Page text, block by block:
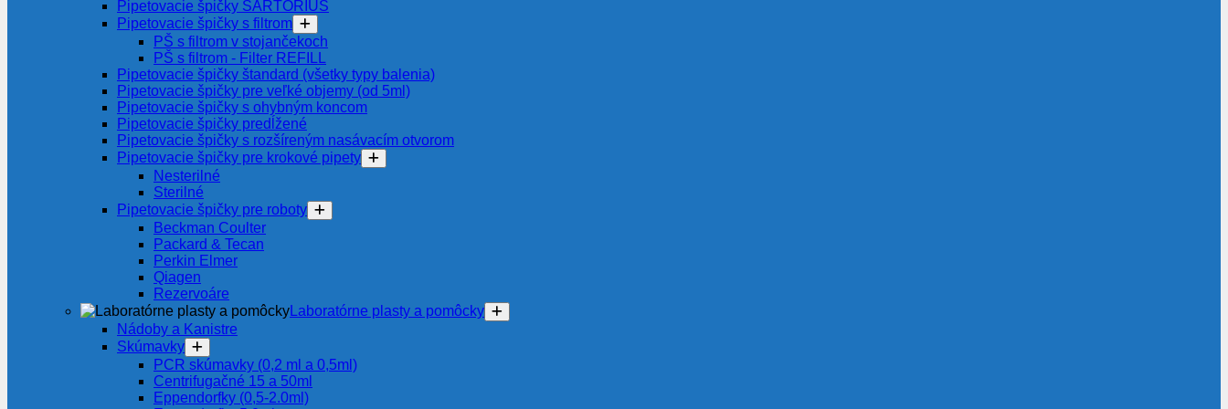
Pipetovacie špičky SARTORIUS
Pipetovacie špičky s filtrom
PŠ s filtrom v stojančekoch
PŠ s filtrom - Filter REFILL
Pipetovacie špičky štandard (všetky typy balenia)
Pipetovacie špičky pre veľké objemy (od 5ml)
Pipetovacie špičky s ohybným koncom
Pipetovacie špičky predĺžené
Pipetovacie špičky s rozšíreným nasávacím otvorom
Pipetovacie špičky pre krokové pipety
Nesterilné
Sterilné
Pipetovacie špičky pre roboty
Beckman Coulter
Packard & Tecan
Perkin Elmer
Qiagen
Rezervoáre
Laboratórne plasty a pomôcky
Nádoby a Kanistre
Skúmavky
PCR skúmavky (0,2 ml a 0,5ml)
Centrifugačné 15 a 50ml
Eppendorfky (0,5-2.0ml)